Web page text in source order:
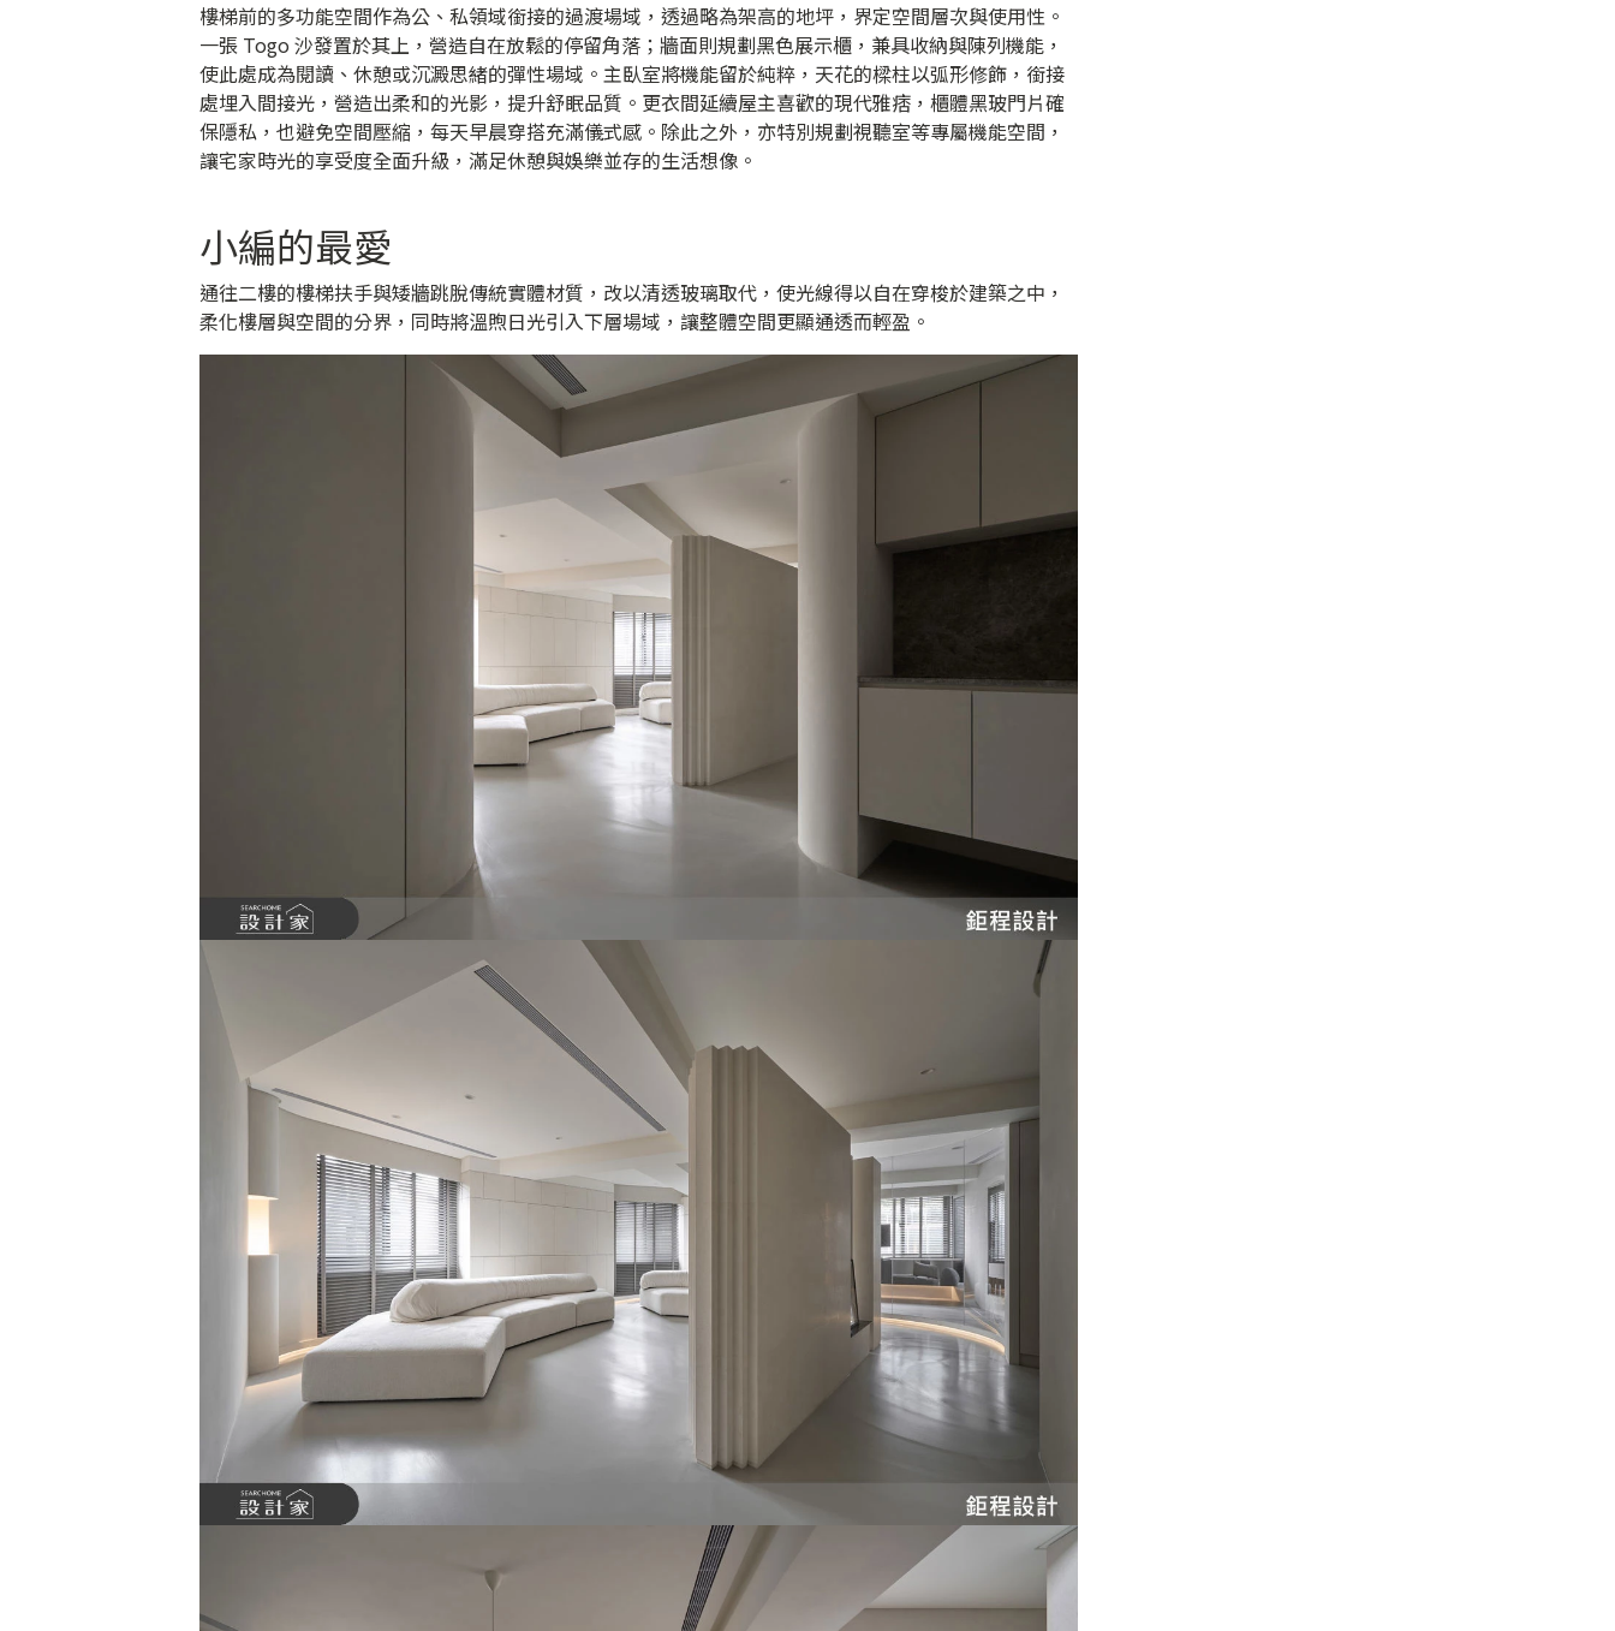
樓梯前的多功能空間作為公、私領域銜接的過渡場域，透過略為架高的地坪，界定空間層次與使用性。
一張 Togo 沙發置於其上，營造自在放鬆的停留角落；牆面則規劃黑色展示櫃，兼具收納與陳列機能，
使此處成為閱讀、休憩或沉澱思緒的彈性場域。主臥室將機能留於純粹，天花的樑柱以弧形修飾，銜接
處埋入間接光，營造出柔和的光影，提升舒眠品質。更衣間延續屋主喜歡的現代雅痞，櫃體黑玻門片確
保隱私，也避免空間壓縮，每天早晨穿搭充滿儀式感。除此之外，亦特別規劃視聽室等專屬機能空間，
讓宅家時光的享受度全面升級，滿足休憩與娛樂並存的生活想像。
小編的最愛
通往二樓的樓梯扶手與矮牆跳脫傳統實體材質，改以清透玻璃取代，使光線得以自在穿梭於建築之中，
柔化樓層與空間的分界，同時將溫煦日光引入下層場域，讓整體空間更顯通透而輕盈。